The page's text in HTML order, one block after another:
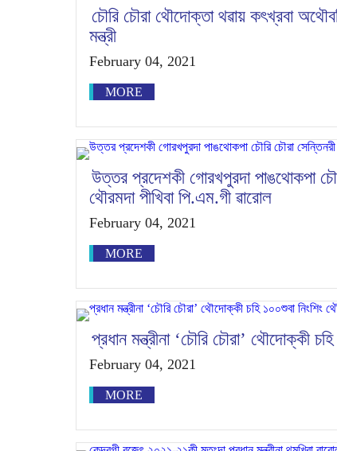
চৌরি চৌরা থৌদোক্তা থৱায় কৎখ্রবা
মন্ত্রী
February 04, 2021
MORE
উত্তর প্রদেশকী গোরখপুরদা পাঙথোকপা
থৌরমদা পীখিবা পি.এম.গী ৱারোল
February 04, 2021
MORE
প্রধান মন্ত্রীনা ‘চৌরি চৌরা’ থৌদোক্কী
February 04, 2021
MORE